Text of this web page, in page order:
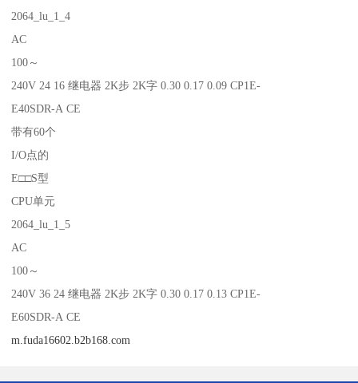
2064_lu_1_4
AC
100～
240V 24 16 继电器 2K步 2K字 0.30 0.17 0.09 CP1E-
E40SDR-A CE
带有60个
I/O点的
E□□S型
CPU单元
2064_lu_1_5
AC
100～
240V 36 24 继电器 2K步 2K字 0.30 0.17 0.13 CP1E-
E60SDR-A CE
m.fuda16602.b2b168.com